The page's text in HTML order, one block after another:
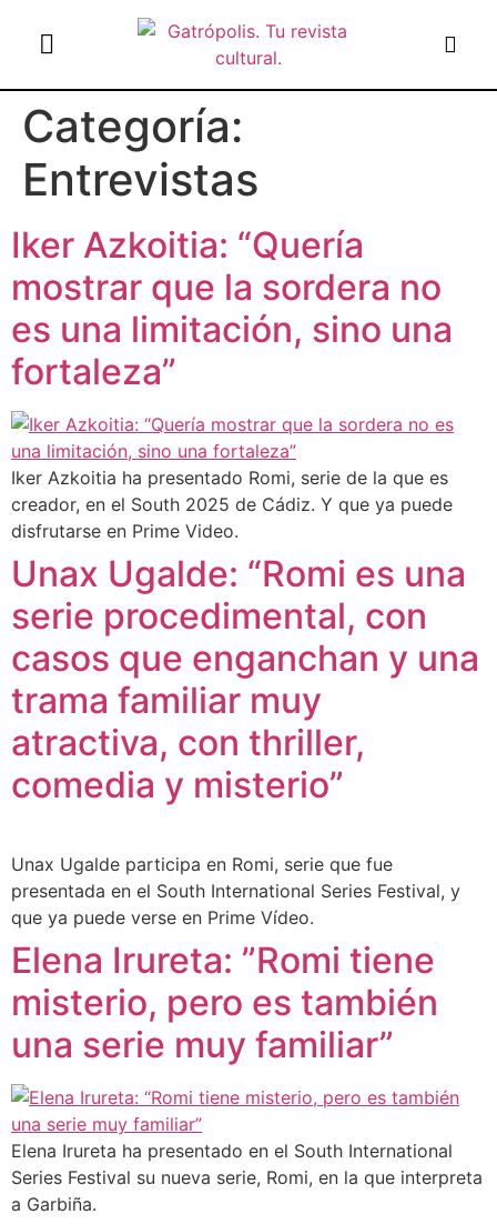
Categoría:
Entrevistas
Iker Azkoitia: “Quería
mostrar que la sordera no
es una limitación, sino una
fortaleza”
Iker Azkoitia ha presentado Romi, serie de la que es
creador, en el South 2025 de Cádiz. Y que ya puede
disfrutarse en Prime Video.
Unax Ugalde: “Romi es una
serie procedimental, con
casos que enganchan y una
trama familiar muy
atractiva, con thriller,
comedia y misterio”
Unax Ugalde participa en Romi, serie que fue
presentada en el South International Series Festival, y
que ya puede verse en Prime Vídeo.
Elena Irureta: ”Romi tiene
misterio, pero es también
una serie muy familiar”
Elena Irureta ha presentado en el South International
Series Festival su nueva serie, Romi, en la que interpreta
a Garbiña.